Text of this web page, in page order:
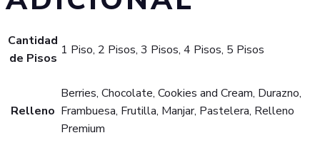
Cantidad
de Pisos
1 Piso, 2 Pisos, 3 Pisos, 4 Pisos, 5 Pisos
Relleno
Berries, Chocolate, Cookies and Cream, Durazno,
Frambuesa, Frutilla, Manjar, Pastelera, Relleno
Premium